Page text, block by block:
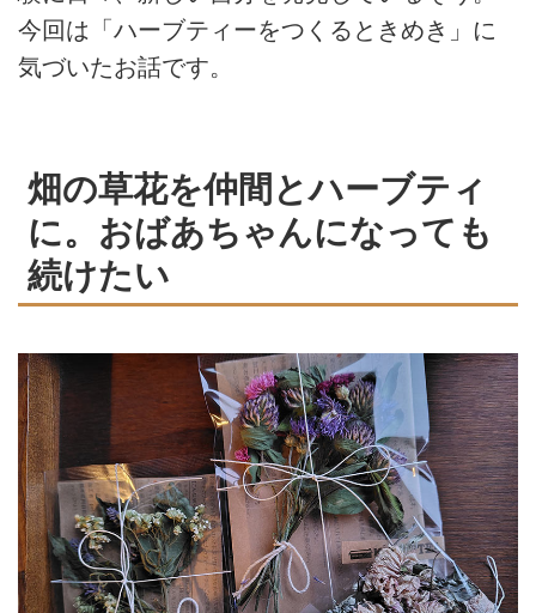
今回は「ハーブティーをつくるときめき」に
気づいたお話です。
畑の草花を仲間とハーブティ
に。おばあちゃんになっても
続けたい